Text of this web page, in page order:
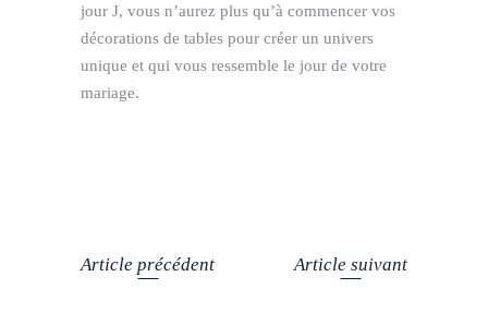
jour J, vous n’aurez plus qu’à commencer vos
décorations de tables pour créer un univers
unique et qui vous ressemble le jour de votre
mariage.
Article précédent Article suivant